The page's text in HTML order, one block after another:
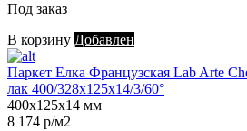
Под заказ
В корзину Добавлен
Паркет Елка Французская Lab Arte
лак 400/328х125х14/3/60°
400х125х14 мм
8 174 р/м2